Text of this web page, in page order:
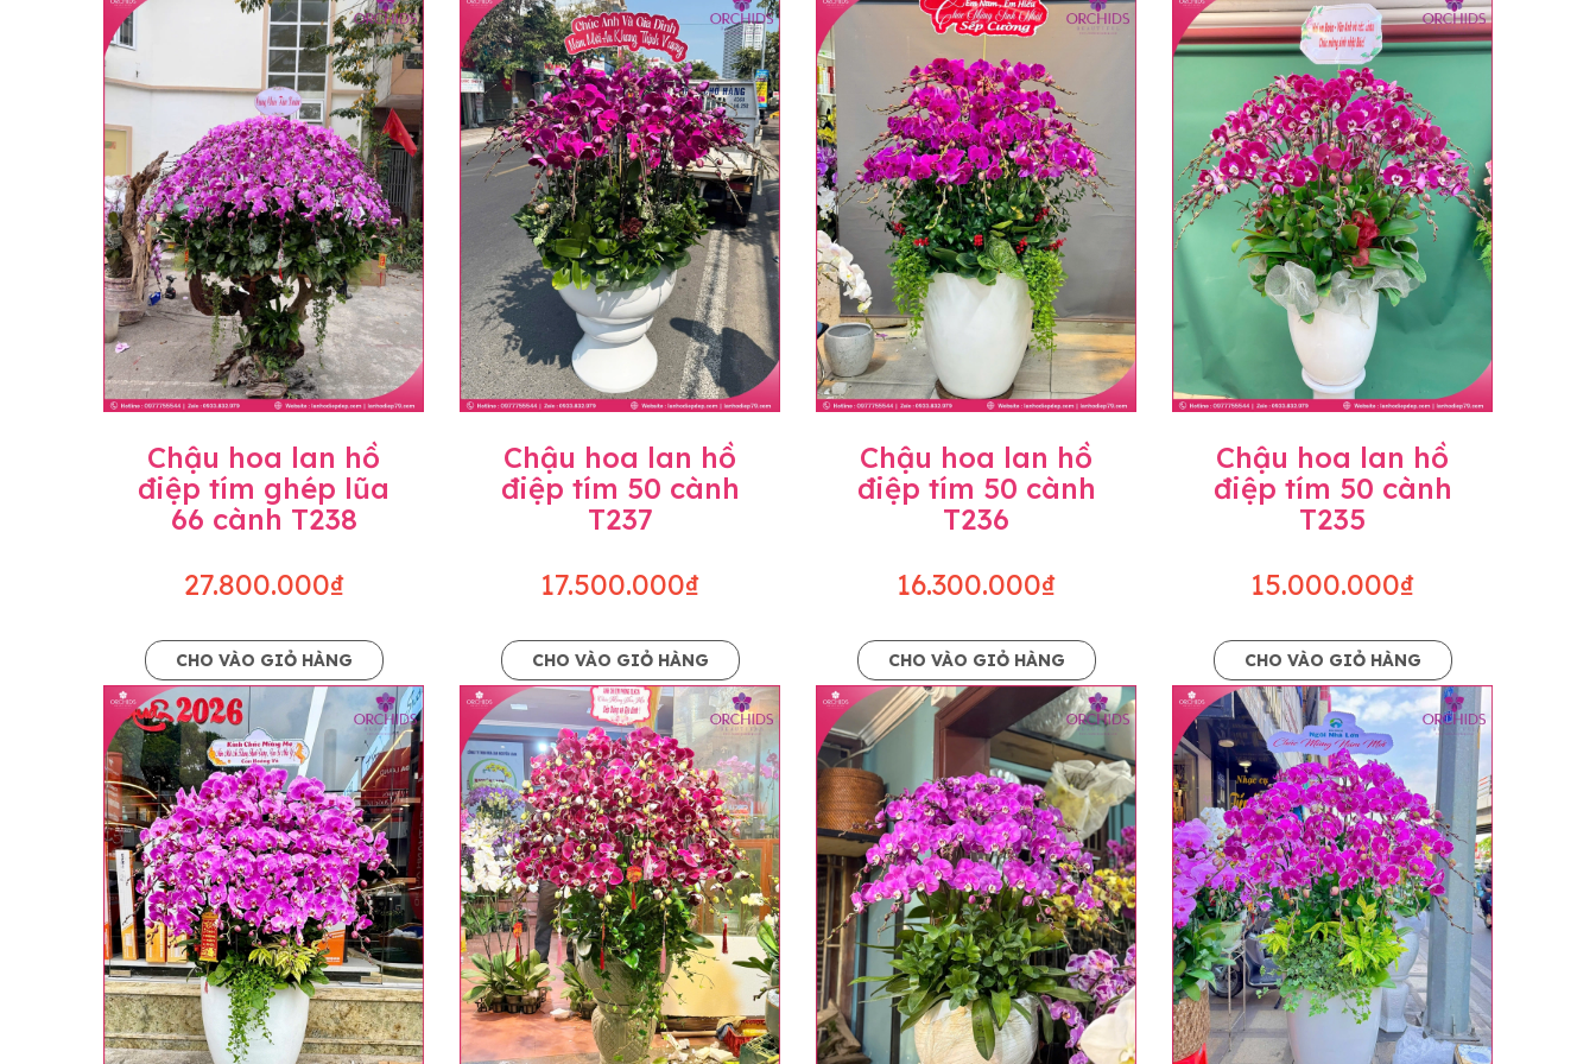
loại hoa và phụ kiện thay thế, vẫn giữ nguyên mức giá không thay đổi. Trường hợp không đủ thời gian hoặc không liên lạc được với người
đặt, chúng tôi sẽ chủ động thay thế loại hoa lan khác có ý nghĩa và màu sắc gần giống với mẫu đã chọn.
Lưu ý về giá niêm yết
• Giá trên website chưa bao gồm thuế giá trị gia tăng (thuế VAT), mức thuế được áp dụng theo quy định hiện hành.
• Giá trên được miễn ship giao trong nội thành, miễn phí in thiệp - banner theo yêu cầu khách hàng.
• Beautiful Orchids liên kết với các cửa hàng trên toàn quốc để phục vụ giao hoa tận nơi, mỗi khu vực sẽ có mức giá khác nhau (tùy vào chi phí
mặt bằng, nguyên vật liệu,..) nên giá có thể sẽ thay đổi so với giá niêm yết trên website. Khách hàng ở Tỉnh thành khác vui lòng chủ động hỏi lại
giá trước khi đặt hàng, shop sẽ chủ động báo giá chính xác khi có địa chỉ giao hàng cụ thể.
Chậu hoa lan hồ
điệp tím ghép lũa
66 cành T238
27.800.000₫
CHO VÀO GIỎ HÀNG
Chậu hoa lan hồ
điệp tím 50 cành
T237
17.500.000₫
CHO VÀO GIỎ HÀNG
Chậu hoa lan hồ
điệp tím 50 cành
T236
16.300.000₫
CHO VÀO GIỎ HÀNG
Chậu hoa lan hồ
điệp tím 50 cành
T235
15.000.000₫
CHO VÀO GIỎ HÀNG